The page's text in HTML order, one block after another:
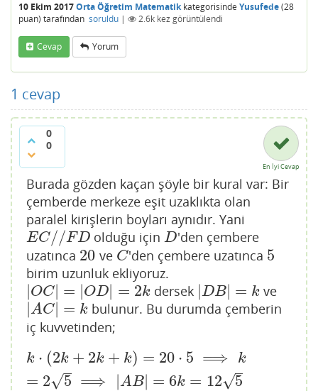
10 Ekim 2017Orta Öğretim Matematikkategorisinde Yusufede(28
puan) tarafından soruldu | 2.6k kez görüntülendi
Cevap Yorum
1 cevap
0
0
En İyi Cevap
Burada gözden kaçan şöyle bir kural var: Bir
çemberde merkeze eşit uzaklıkta olan
paralel kirişlerin boyları aynıdır. Yani
EC//FD
EC//FD olduğu içinD
D 'den çembere
uzatınca 20
20 ve C
C 'den çembere uzatınca 5
5
birim uzunluk ekliyoruz.
|OC| = |OD| = 2k
|OC| =|O D|=2 k dersek |DB| = k
|DB| =k ve
AC = k
|AC| k
bulunur. Bu durumda çemberin
iç kuvvetinden;
k ⋅ (2k + 2k + k) = 20 ⋅ 5 ⟹ k
= 2 5
–
√ ⟹ |AB| = 6k = 12 5
–
√
k ⋅(2k+ 2k +k)=20⋅5⟹ k=2 5 ⟹ |AB| 6k